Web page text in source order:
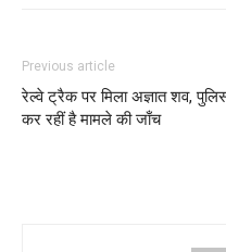
Previous article
रेल्वे ट्रैक पर मिला अज्ञात शव,
कर रहीं है मामले की जाँच